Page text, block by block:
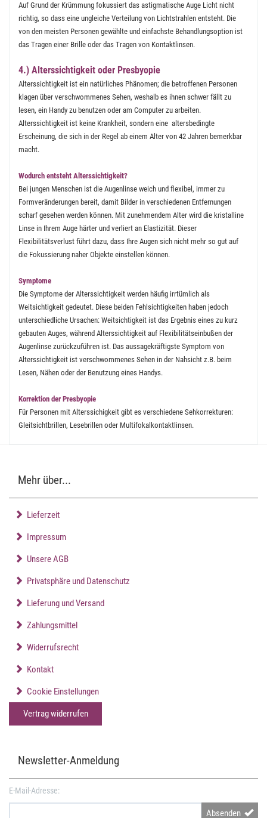
Auf Grund der Krümmung fokussiert das astigmatische Auge Licht nicht
richtig, so dass eine ungleiche Verteilung von Lichtstrahlen entsteht. Die
von den meisten Personen gewählte und einfachste Behandlungsoption ist
das Tragen einer Brille oder das Tragen von Kontaktlinsen.
4.) Alterssichtigkeit oder Presbyopie
Alterssichtigkeit ist ein natürliches Phänomen; die betroffenen Personen
klagen über verschwommenes Sehen, weshalb es ihnen schwer fällt zu
lesen, ein Handy zu benutzen oder am Computer zu arbeiten.
Alterssichtigkeit ist keine Krankheit, sondern eine altersbedingte
Erscheinung, die sich in der Regel ab einem Alter von 42 Jahren bemerkbar
macht.
Wodurch entsteht Alterssichtigkeit?
Bei jungen Menschen ist die Augenlinse weich und flexibel, immer zu
Formveränderungen bereit, damit Bilder in verschiedenen Entfernungen
scharf gesehen werden können. Mit zunehmendem Alter wird die kristalline
Linse in Ihrem Auge härter und verliert an Elastizität. Dieser
Flexibilitätsverlust führt dazu, dass Ihre Augen sich nicht mehr so gut auf
die Fokussierung naher Objekte einstellen können.
Symptome
Die Symptome der Alterssichtigkeit werden häufig irrtümlich als
Weitsichtigkeit gedeutet. Diese beiden Fehlsichtigkeiten haben jedoch
unterschiedliche Ursachen: Weitsichtigkeit ist das Ergebnis eines zu kurz
gebauten Auges, während Alterssichtigkeit auf Flexibilitätseinbußen der
Augenlinse zurückzuführen ist. Das aussagekräftigste Symptom von
Alterssichtigkeit ist verschwommenes Sehen in der Nahsicht z.B. beim
Lesen, Nähen oder der Benutzung eines Handys.
Korrektion der Presbyopie
Für Personen mit Alterssichigkeit gibt es verschiedene Sehkorrekturen:
Gleitsichtbrillen, Lesebrillen oder Multifokalkontaktlinsen.
Mehr über...
Lieferzeit
Impressum
Unsere AGB
Privatsphäre und Datenschutz
Lieferung und Versand
Zahlungsmittel
Widerrufsrecht
Kontakt
Cookie Einstellungen
Vertrag widerrufen
Newsletter-Anmeldung
E-Mail-Adresse:
Absenden